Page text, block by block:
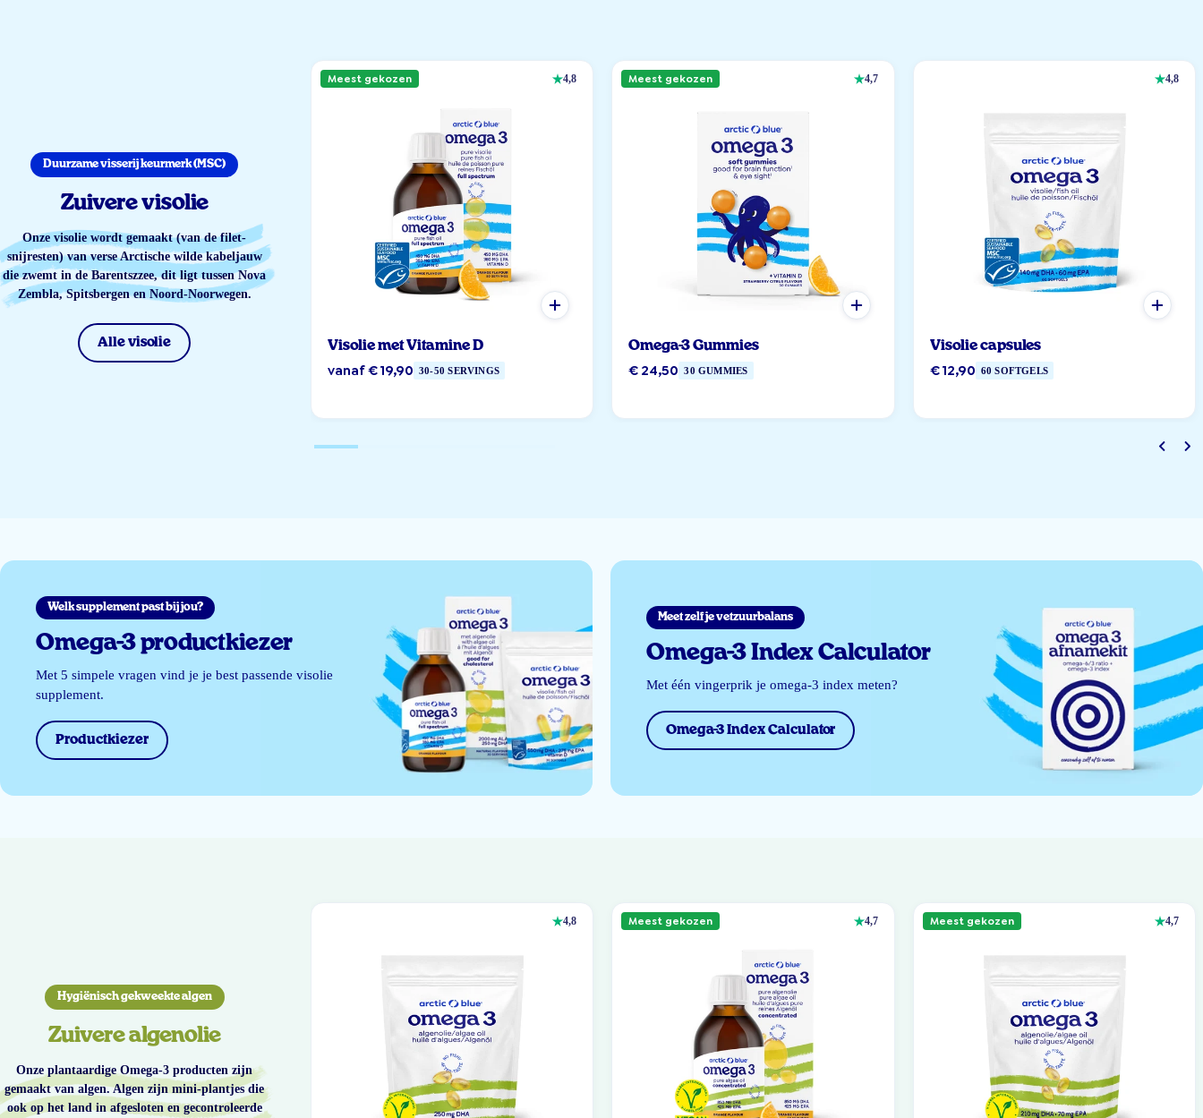
Duurzame visserij keurmerk (MSC)
Zuivere visolie
Onze visolie wordt gemaakt (van de filet-
snijresten) van verse Arctische wilde kabeljauw
die zwemt in de Barentszzee, dit ligt tussen Nova
Zembla, Spitsbergen en Noord-Noorwegen.
Alle visolie
Meest gekozen 4,8
Visolie met Vitamine D
vanaf € 19,90 30-50 SERVINGS
Meest gekozen 4,7
Omega-3 Gummies
€ 24,50 30 GUMMIES
4,8
Visolie capsules
€ 12,90 60 SOFTGELS
Welk supplement past bij jou?
Omega-3 productkiezer
Met 5 simpele vragen vind je je best passende visolie
supplement.
Productkiezer
Meet zelf je vetzuurbalans
Omega-3 Index Calculator
Met één vingerprik je omega-3 index meten?
Omega-3 Index Calculator
Hygiënisch gekweekte algen
Zuivere algenolie
Onze plantaardige Omega-3 producten zijn
gemaakt van algen. Algen zijn mini-plantjes die
ook op het land in afgesloten en gecontroleerde
4,8 Meest gekozen 4,7 Meest gekozen 4,7